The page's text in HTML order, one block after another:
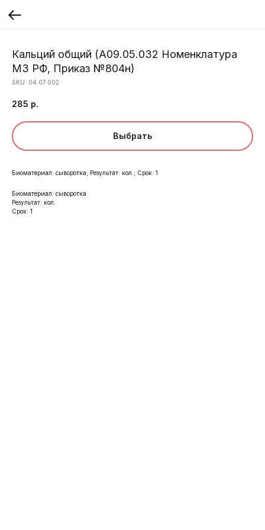
Кальций общий (A09.05.032 Номенклатура
МЗ РФ, Приказ №804н)
SKU: 04.07.002
285 р.
Выбрать
Биоматериал: сыворотка; Результат: кол.; Срок: 1
Биоматериал: сыворотка
Результат: кол.
Срок: 1